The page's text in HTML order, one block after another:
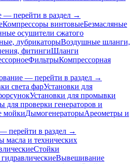
— перейти в раздел →
Компрессоры винтовыеБезмасляные
осушители сжатого
лубрикаторыВоздушные шланги,
фитингиШланги
ФильтрыКомпрессорная
— перейти в раздел →
света фарУстановки для
Установки для промывки
для проверки генераторов и
мойкиДымогенераторыАреометры и
перейти в раздел →
масла и технических
Стойки
Вывешивание